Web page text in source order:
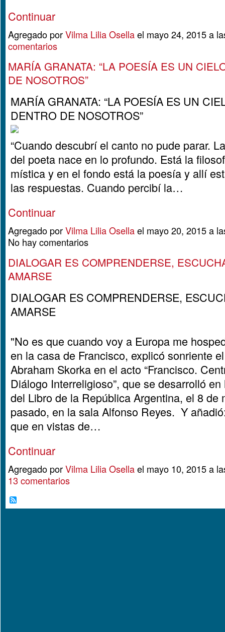
Continuar
Agregado porVilma Lilia Osellael mayo 24, 2015 a
comentarios
MARÍA GRANATA: “LA POESÍA ES UN
DE NOSOTROS”
MARÍA GRANATA: “LA POESÍA ES UN
DENTRO DE NOSOTROS”
“Cuando descubrí el canto no pude parar.
del poeta nace en lo profundo. Está la
mística y en el fondo está la poesía y allí
las respuestas. Cuando percibí la…
Continuar
Agregado porVilma Lilia Osellael mayo 20, 2015 a
No hay comentarios
DIALOGAR ES COMPRENDERSE,
AMARSE
DIALOGAR ES COMPRENDERSE,
AMARSE
"No es que cuando voy a Europa me
en la casa de Francisco, explicó sonriente
Abraham Skorka en el acto “Francisco.
Diálogo Interreligioso”, que se desarrolló en
del Libro de la República Argentina, el 8 de
pasado, en la sala Alfonso Reyes. Y
que en vistas de…
Continuar
Agregado porVilma Lilia Osellael mayo 10, 2015 a
13 comentarios